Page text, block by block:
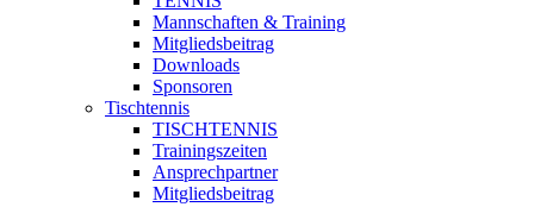
Mannschaften & Training
Mitgliedsbeitrag
Downloads
Sponsoren
Tischtennis
TISCHTENNIS
Trainingszeiten
Ansprechpartner
Mitgliedsbeitrag